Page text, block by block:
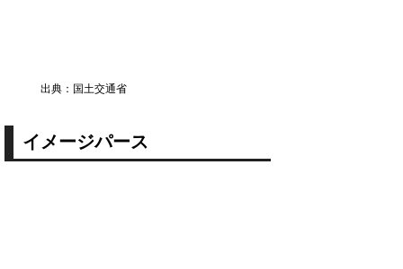
出典：国土交通省
イメージパース